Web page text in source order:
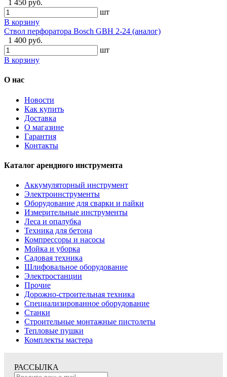
1 450 руб.
шт
В корзину
Ствол перфоратора Bosch GBH 2-24 (аналог)
1 400 руб.
шт
В корзину
О нас
Новости
Как купить
Доставка
О магазине
Гарантия
Контакты
Каталог арендного инструмента
Аккумуляторный инструмент
Электроинструменты
Оборудование для сварки и пайки
Измерительные инструменты
Леса и опалубка
Техника для бетона
Компрессоры и насосы
Мойка и уборка
Садовая техника
Шлифовальное оборудование
Электростанции
Прочие
Дорожно-строительная техника
Специализированное оборудование
Станки
Строительные монтажные пистолеты
Тепловые пушки
Комплекты мастера
РАССЫЛКА